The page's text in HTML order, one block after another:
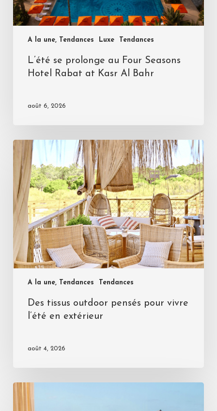
A la une, Tendances Luxe Tendances
L’été se prolonge au Four Seasons
Hotel Rabat at Kasr Al Bahr
août 6, 2026
A la une, Tendances Tendances
Des tissus outdoor pensés pour vivre
l’été en extérieur
août 4, 2026